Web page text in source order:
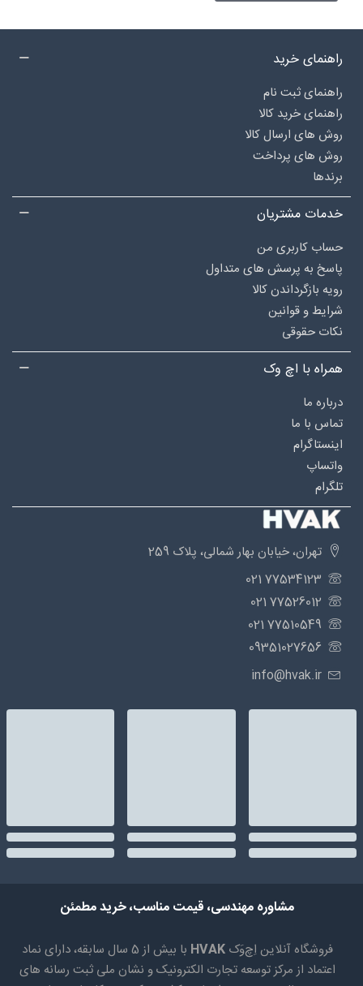
راهنمای خرید
راهنمای ثبت نام
راهنمای خرید کالا
روش های ارسال کالا
روش های پرداخت
برندها
خدمات مشتریان
حساب کاربری من
پاسخ به پرسش های متداول
رویه بازگرداندن کالا
شرایط و قوانین
نکات حقوقی
همراه با اچ وک
درباره‌ ما
تماس با ما
اینستاگرام
واتساپ
تلگرام
تهران، خیابان بهار شمالی، پلاک 259
77534123 021
77526012 021
77510549 021
09351027656
info@hvak.ir
مشاوره مهندسی، قیمت مناسب، خرید مطمئن
فروشگاه آنلاین اِچ‌وَک HVAK
با بیش از 5 سال سابقه، دارای نماد
اعتماد از مرکز توسعه تجارت الکترونیک و نشان ملی ثبت رسانه های